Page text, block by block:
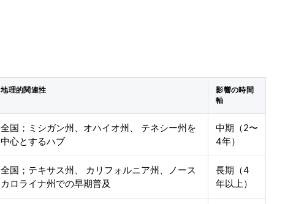
地理的関連性
影響の時間
軸
全国；ミシガン州、オハイオ州、 テネシー州を
中心とするハブ
中期（2〜
4年）
全国；テキサス州、 カリフォルニア州、ノース
カロライナ州での早期普及
長期（4
年以上）